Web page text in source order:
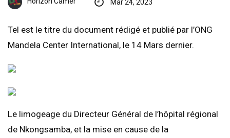
Mar 24, 2023
Tel est le titre du document rédigé et publié par l’ONG
Mandela Center International, le 14 Mars dernier.
Le limogeage du Directeur Général de l’hôpital régional
de Nkongsamba, et la mise en cause de la